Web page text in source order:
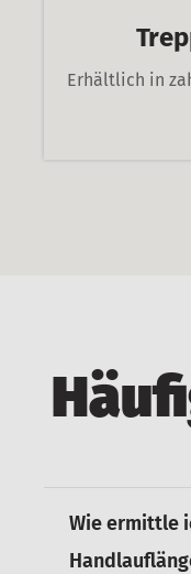
Erhältlich in
Wie ermittle